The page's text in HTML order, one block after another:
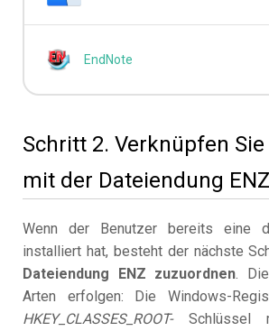
EndNote
Schritt 2. Verknüpfen
mit der Dateiendung ENZ
Wenn der Benutzer bereits eine
installiert hat, besteht der nächste
Dateiendung ENZ zuzuordnen.
Arten erfolgen: Die Windows-
HKEY_CLASSES_ROOT-Schlüssel